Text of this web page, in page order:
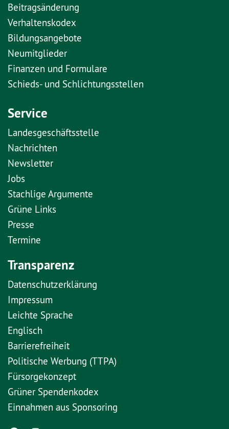
Beitragsänderung
Verhaltenskodex
Bildungsangebote
Neumitglieder
Finanzen und Formulare
Schieds- und Schlichtungsstellen
Service
Landesgeschäftsstelle
Nachrichten
Newsletter
Jobs
Stachlige Argumente
Grüne Links
Presse
Termine
Transparenz
Datenschutzerklärung
Impressum
Leichte Sprache
Englisch
Barrierefreiheit
Politische Werbung (TTPA)
Fürsorgekonzept
Grüner Spendenkodex
Einnahmen aus Sponsoring